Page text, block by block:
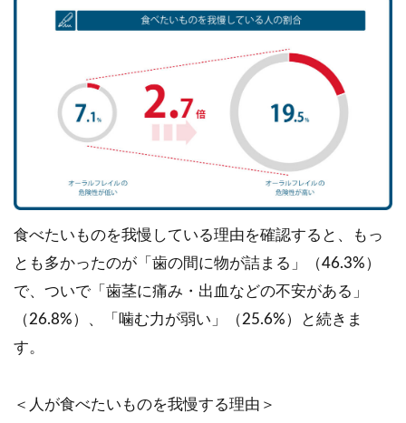
食べたいものを我慢している理由を確認すると、もっ
とも多かったのが「歯の間に物が詰まる」（46.3%）
で、ついで「歯茎に痛み・出血などの不安がある」
（26.8%）、「噛む力が弱い」（25.6%）と続きま
す。
＜人が食べたいものを我慢する理由＞